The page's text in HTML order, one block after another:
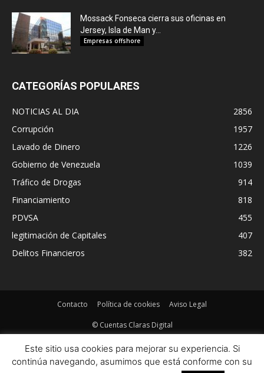
Mossack Fonseca cierra sus oficinas en
Jersey, Isla de Man y...
Empresas offshore
CATEGORÍAS POPULARES
NOTICIAS AL DIA
2856
Corrupción
1957
Lavado de Dinero
1226
Gobierno de Venezuela
1039
Tráfico de Drogas
914
Financiamiento
818
PDVSA
455
legitimación de Capitales
407
Delitos Financieros
382
Contacto Política de cookies Aviso Legal
© Cuentas Claras Digital
Este sitio usa cookies para mejorar su experiencia. Si
continúa navegando, asumimos que está conforme con su